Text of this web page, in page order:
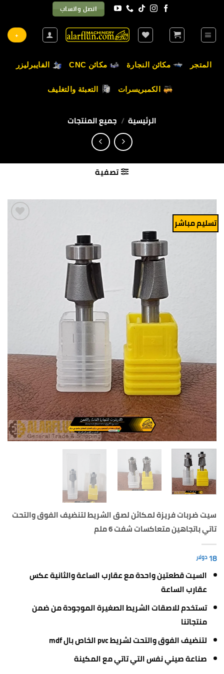
اتصل واتساب
+
المتجر مكائن النجارة مكائن CNC الفايبرليزر
الكمبريسرات التعبئة والتغليف
الرئيسية / جميع المنتجات
تصفية
تسليم مباشر
سيت ضربات فريزة لمكائن لصق الشريط لتنضيف الفوق والتحت
تاتي باتجاهين متعاكسات شفت 6 ملم
18دولار
السيت قطعتين واحدة مع عقارب الساعة والثانية عكس
عقارب الساعة
تستخدم للاصقات الشريط الصغيرة الموجودة من ضمن
منتجاتنا
لتنضيف الفوق والتحت لشريط pvc الخاص بال mdf
صناعة صيني نفس التي تاتي مع المكينة